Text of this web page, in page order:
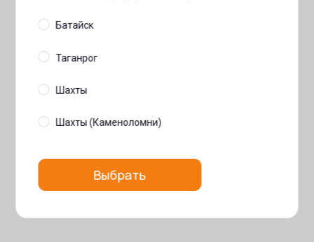
Батайск
Таганрог
Шахты
Шахты (Каменоломни)
Выбрать